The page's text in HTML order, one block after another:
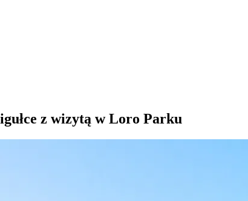
z wizytą w Loro Parku